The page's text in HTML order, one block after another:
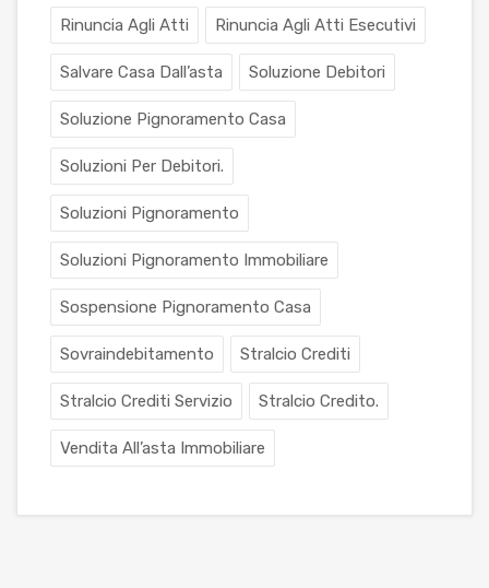
Rinuncia Agli Atti Rinuncia Agli Atti Esecutivi
Salvare Casa Dall’asta Soluzione Debitori
Soluzione Pignoramento Casa
Soluzioni Per Debitori.
Soluzioni Pignoramento
Soluzioni Pignoramento Immobiliare
Sospensione Pignoramento Casa
Sovraindebitamento Stralcio Crediti
Stralcio Crediti Servizio Stralcio Credito.
Vendita All’asta Immobiliare